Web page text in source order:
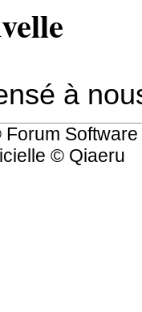
à
Forum
© Qiaeru